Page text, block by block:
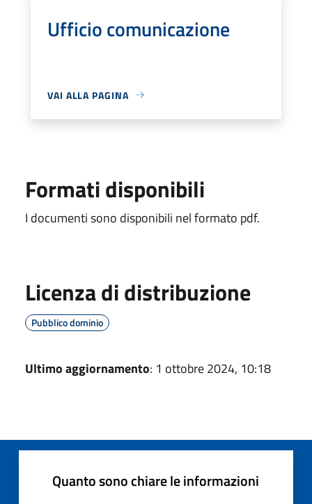
Ufficio comunicazione
VAI ALLA PAGINA
Formati disponibili
I documenti sono disponibili nel formato pdf.
Licenza di distribuzione
Pubblico dominio
Ultimo aggiornamento: 1 ottobre 2024, 10:18
Quanto sono chiare le informazioni